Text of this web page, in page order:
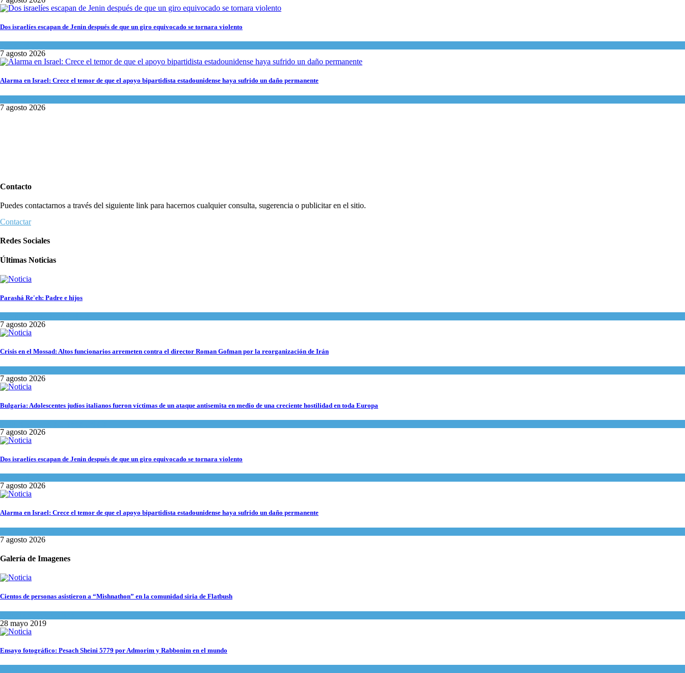
Dos israelíes escapan de Jenin después de que un giro equivocado se tornara violento
7 agosto 2026
Alarma en Israel: Crece el temor de que el apoyo bipartidista estadounidense haya sufrido un daño permanente
7 agosto 2026
Contacto
Puedes contactarnos a través del siguiente link para hacernos cualquier consulta, sugerencia o publicitar en el sitio.
Contactar
Redes Sociales
Últimas Noticias
Parashá Re'eh: Padre e hijos
7 agosto 2026
Crisis en el Mossad: Altos funcionarios arremeten contra el director Roman Gofman por la reorganización de Irán
7 agosto 2026
Bulgaria: Adolescentes judíos italianos fueron víctimas de un ataque antisemita en medio de una creciente hostilidad en toda Europa
7 agosto 2026
Dos israelíes escapan de Jenin después de que un giro equivocado se tornara violento
7 agosto 2026
Alarma en Israel: Crece el temor de que el apoyo bipartidista estadounidense haya sufrido un daño permanente
7 agosto 2026
Galería de Imagenes
Cientos de personas asistieron a “Mishnathon” en la comunidad siria de Flatbush
28 mayo 2019
Ensayo fotográfico: Pesach Sheini 5779 por Admorim y Rabbonim en el mundo